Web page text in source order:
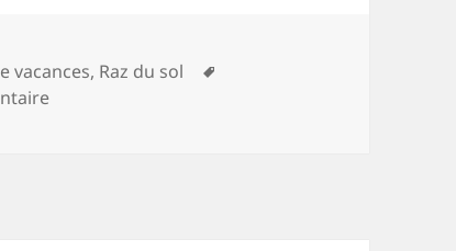
vacances, Raz du sol
sur ¨Pas des Chabassons